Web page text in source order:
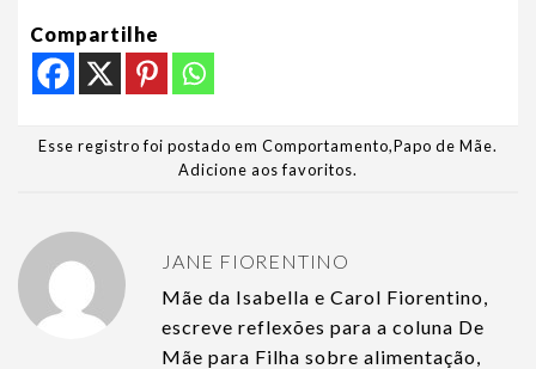
Compartilhe
Esse registro foi postado em Comportamento,Papo de Mãe.
Adicione aos favoritos.
JANE FIORENTINO
Mãe da Isabella e Carol Fiorentino,
escreve reflexões para a coluna De
Mãe para Filha sobre alimentação,